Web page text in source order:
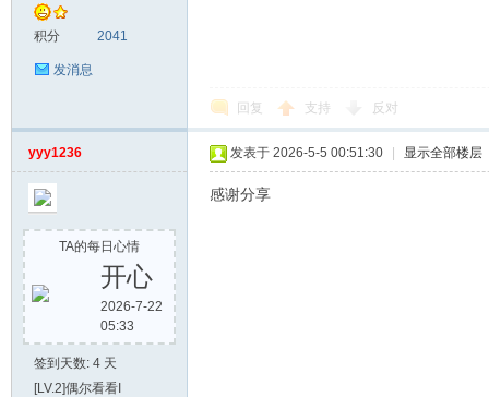
积分 2041
发消息
回复 支持 反对
yyy1236
TA的每日心情
开心
2026-7-22
05:33
签到天数: 4 天
[LV.2]偶尔看看I
发表于 2026-5-5 00:51:30 显示全部楼层
感谢分享